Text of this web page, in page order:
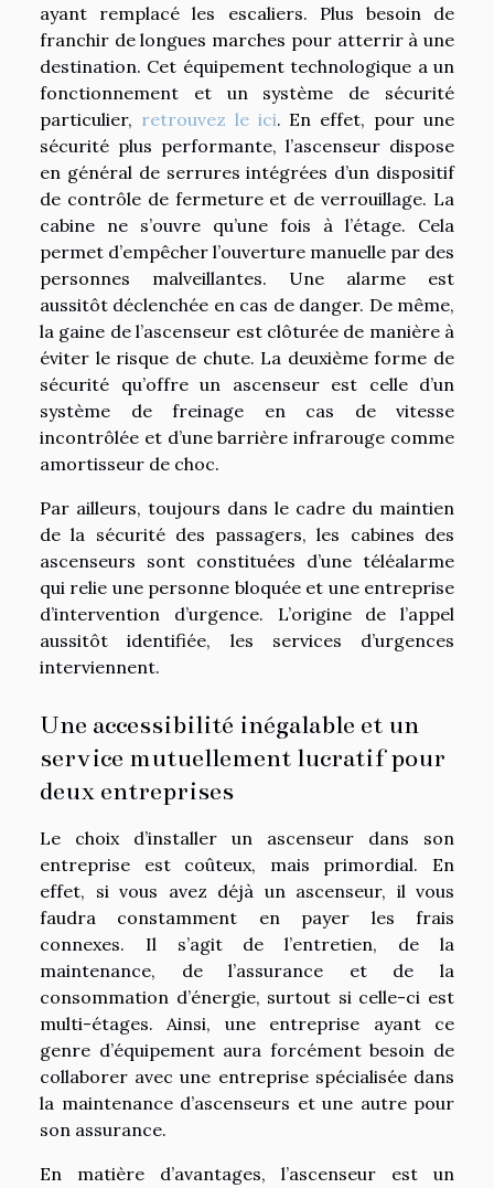
ayant remplacé les escaliers. Plus besoin de
franchir de longues marches pour atterrir à une
destination. Cet équipement technologique a un
fonctionnement et un système de sécurité
particulier, retrouvez le ici. En effet, pour une
sécurité plus performante, l’ascenseur dispose
en général de serrures intégrées d’un dispositif
de contrôle de fermeture et de verrouillage. La
cabine ne s’ouvre qu’une fois à l’étage. Cela
permet d’empêcher l’ouverture manuelle par des
personnes malveillantes. Une alarme est
aussitôt déclenchée en cas de danger. De même,
la gaine de l’ascenseur est clôturée de manière à
éviter le risque de chute. La deuxième forme de
sécurité qu’offre un ascenseur est celle d’un
système de freinage en cas de vitesse
incontrôlée et d’une barrière infrarouge comme
amortisseur de choc.
Par ailleurs, toujours dans le cadre du maintien
de la sécurité des passagers, les cabines des
ascenseurs sont constituées d’une téléalarme
qui relie une personne bloquée et une entreprise
d’intervention d’urgence. L’origine de l’appel
aussitôt identifiée, les services d’urgences
interviennent.
Une accessibilité inégalable et un
service mutuellement lucratif pour
deux entreprises
Le choix d’installer un ascenseur dans son
entreprise est coûteux, mais primordial. En
effet, si vous avez déjà un ascenseur, il vous
faudra constamment en payer les frais
connexes. Il s’agit de l’entretien, de la
maintenance, de l’assurance et de la
consommation d’énergie, surtout si celle-ci est
multi-étages. Ainsi, une entreprise ayant ce
genre d’équipement aura forcément besoin de
collaborer avec une entreprise spécialisée dans
la maintenance d’ascenseurs et une autre pour
son assurance.
En matière d’avantages, l’ascenseur est un